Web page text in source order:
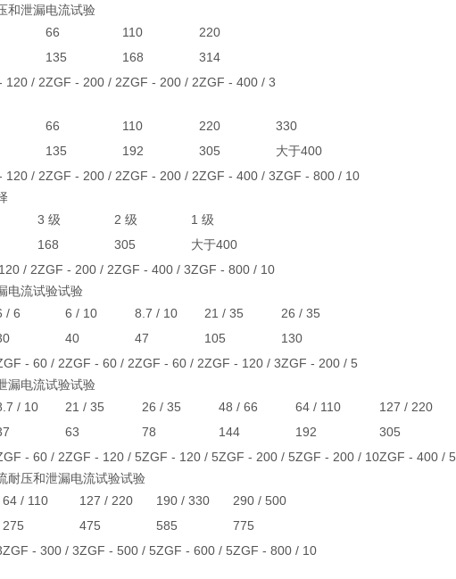
和泄漏电流试验
66 110
220
135 168
314
120 / 2ZGF - 200 / 2ZGF - 200 / 2ZGF - 400 / 3
66 110 220
330
135 192 305
大于400
120 / 2ZGF - 200 / 2ZGF - 200 / 2ZGF - 400 / 3ZGF - 800 / 10
3 级 2 级
1 级
168 305
大于400
/ 2ZGF - 200 / 2ZGF - 400 / 3ZGF - 800 / 10
电流试验试验
/ 6 6 / 10 8.7 / 10 21 / 35
26 / 35
40 47 105
130
- 60 / 2ZGF - 60 / 2ZGF - 60 / 2ZGF - 120 / 3ZGF - 200 / 5
漏电流试验试验
/ 10 21 / 35 26 / 35 48 / 66 64 / 110
127 / 220
63 78 144 192
305
- 60 / 2ZGF - 120 / 5ZGF - 120 / 5ZGF - 200 / 5ZGF - 200 / 10ZGF - 400 / 5
耐压和泄漏电流试验试验
64 / 110 127 / 220 190 / 330
290 / 500
275 475 585
775
ZGF - 300 / 3ZGF - 500 / 5ZGF - 600 / 5ZGF - 800 / 10